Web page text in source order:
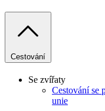
Cestování
Se zvířaty
Cestování se
unie